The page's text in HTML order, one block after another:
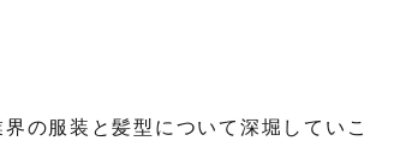
の服装と髪型について深堀していこ